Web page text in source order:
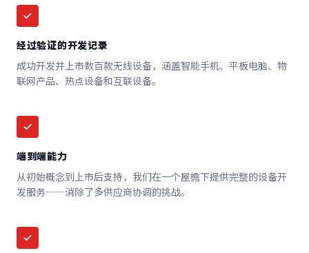
经过验证的开发记录
成功开发并上市数百款无线设备，涵盖智能手机、平板电脑、物
联网产品、热点设备和互联设备。
端到端能力
从初始概念到上市后支持，我们在一个屋檐下提供完整的设备开
发服务——消除了多供应商协调的挑战。